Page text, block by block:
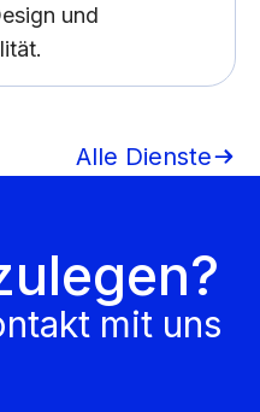
und
Alle Dienste
mit uns